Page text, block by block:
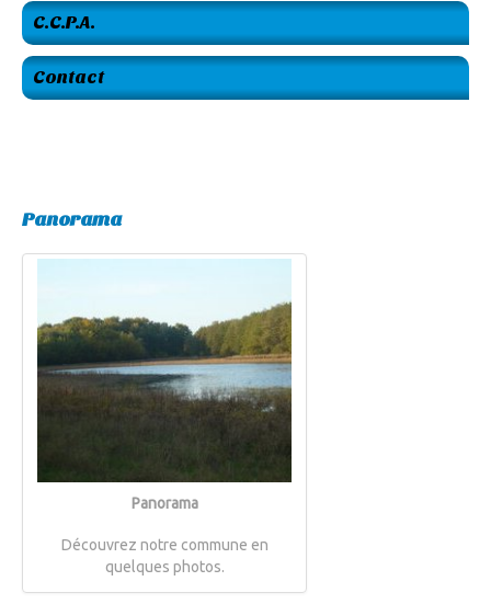
C.C.P.A.
Contact
Panorama
Panorama
Découvrez notre commune en
quelques photos.